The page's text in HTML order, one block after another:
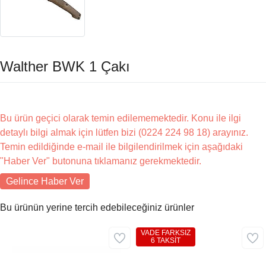
Walther BWK 1 Çakı
Bu ürün geçici olarak temin edilememektedir. Konu ile ilgi
detaylı bilgi almak için lütfen bizi (0224 224 98 18) arayınız.
Temin edildiğinde e-mail ile bilgilendirilmek için aşağıdaki
"Haber Ver" butonuna tıklamanız gerekmektedir.
Gelince Haber Ver
Bu ürünün yerine tercih edebileceğiniz ürünler
VADE FARKSIZ
6 TAKSİT